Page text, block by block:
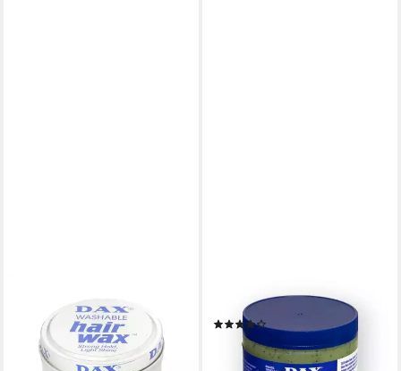
Haarwachs Dax Washable Hair
Wax, Haarwachs, 99g
6,95 €
UVP8,95 €
(7,02 €/ 100 g)
Haarwachs Dax Indian Hemp
(1)
11,95 € UVP
(3,01 €/ 100 g)